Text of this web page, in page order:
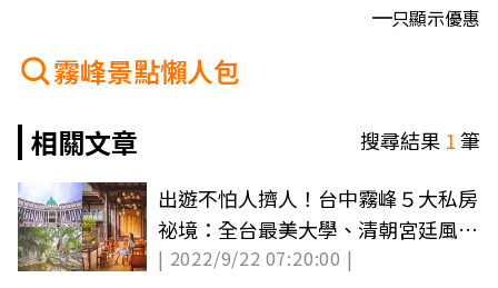
只顯示優惠
霧峰景點懶人包
相關文章
搜尋結果 1筆
出遊不怕人擠人！台中霧峰５大私房
祕境：全台最美大學、清朝宮廷風古
宅
| 2022/9/22 07:20:00 |